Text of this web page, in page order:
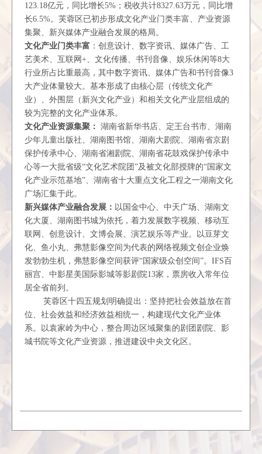
123.18亿元，同比增长5% ；税收共计8327.63万元，同比增
长6.5%。芙蓉区已初步形成文化产业门类丰富、产业资源
集聚、新兴媒体产业融合发展的格局。
文化产业门类丰富 ：创意设计、数字资讯 、媒体广告、工
艺美术、互联网+ 、文化传播、书刊音像、娱乐休闲等8大
行业所占比重最高，其中数字资讯、媒体广告和书刊音像3
大产业体量较大。基本形成了由核心层（传统文化产
业）、外围层（新兴文化产业）和相关文化产业层组成的
较为完整的文化产业体系。
文化产业资源集聚：
湖南省新华书店、定王台书市、湖南
少年儿童出版社、湖南图书馆、湖南大剧院、湖南省京剧
保护传承中心、湖南省湘剧院、湖南省花鼓戏保护传承中
心等一大批省级“文化艺术院团”及被文化部授牌的“国家文
化产业示范基地”、湖南省十大重点文化工程之一湖南文化
广场汇集于此。
新兴媒体产业融合发展： 以国金中心、中天广场、湖南文
化大厦、湖南图书城为依托，着力发展数字视频、移动互
联网、创意设计、文博会展、演艺娱乐等产业。以豆芽文
化、鱼小丸、弗慧影像空间为代表的网络视频文创企业焕
发勃勃生机，弗慧影像空间获评“国家级众创空间”。IFS 百
丽宫、中影星美国际影城等影剧院13家，票房收入常年位
居全省前列。
芙蓉区十四五规划明确提出： 坚持把社会效益放在首
位、社会效益和经济效益相统一，构建现代文化产业体
系。以袁家岭为中心，整合周边区域聚集的剧团剧院、影
城书院等文化产业资源，推进建设中央文化区。